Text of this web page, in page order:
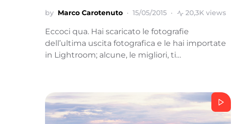
by Marco Carotenuto 15/05/2015 20,3K views
Eccoci qua. Hai scaricato le fotografie
dell’ultima uscita fotografica e le hai importate
in Lightroom; alcune, le migliori, ti…